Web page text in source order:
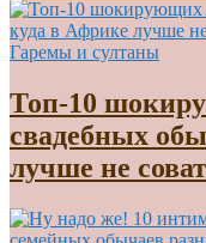
Гаремы и султаны
Топ-10
свадебных
лучше не